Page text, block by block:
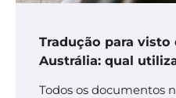
Tradução para visto
Austrália: qual
Todos os documentos